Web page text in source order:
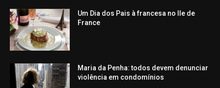
Um Dia dos Pais à francesa no Ile de
France
Maria da Penha: todos devem denunciar
violência em condomínios